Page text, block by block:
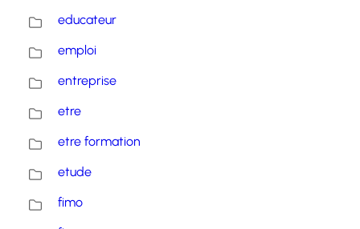
educateur
emploi
entreprise
etre
etre formation
etude
fimo